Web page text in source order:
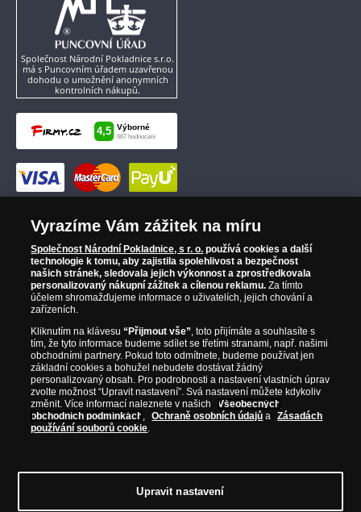
Společnost Národní Pokladnice s.r.o.
má s Puncovním úřadem uzavřenou
dohodu o umožnění anonymních
kontrolních nákupů.
© Copyright 2026 - Národní Pokladnice, s. r. o.; Karolinská 661/4, 186
00 Praha 8; Tel.: 810 100 500E-mail: info@narodnipokladnice.cz,
Vyrazíme Vám zážitek na míru
Společnost Národní Pokladnice, s r. o. používá cookies a další
technologie k tomu, aby zajistila spolehlivost a bezpečnost
našich stránek, sledovala jejich výkonnost a zprostředkovala
personalizovaný nákupní zážitek a cílenou reklamu. Za tímto
účelem shromažďujeme informace o uživatelích, jejich chování a
zařízeních.
Kliknutím na klávesu“Přijmout vše”, toto přijímáte a souhlasíte s
tím, že tyto informace budeme sdílet se třetími stranami, např. našimi
obchodními partnery. Pokud toto odmítnete, budeme používat jen
základní cookies a bohužel nebudete dostávat žádný
personalizovaný obsah. Pro podrobnosti a nastavení vlastních úprav
zvolte možnost “Upravit nastavení”. Svá nastavení můžete kdykoliv
změnit. Více informací naleznete v našich
Všeobecných
obchodních podmínkách , Ochraně osobních údajů a
Zásadách
používání souborů cookie.
Upravit nastavení